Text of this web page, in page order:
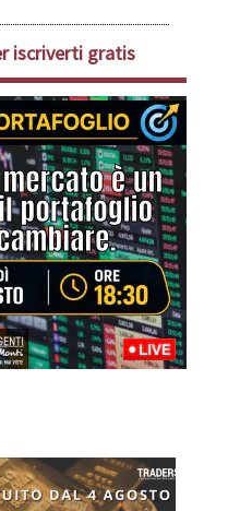
iscriverti gratis